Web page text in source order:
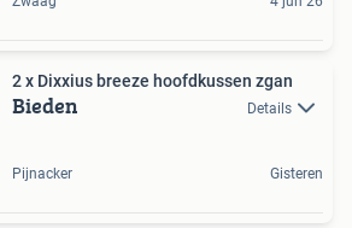
2 x Dixxius breeze hoofdkussen zgan
Bieden Details
Pijnacker Gisteren